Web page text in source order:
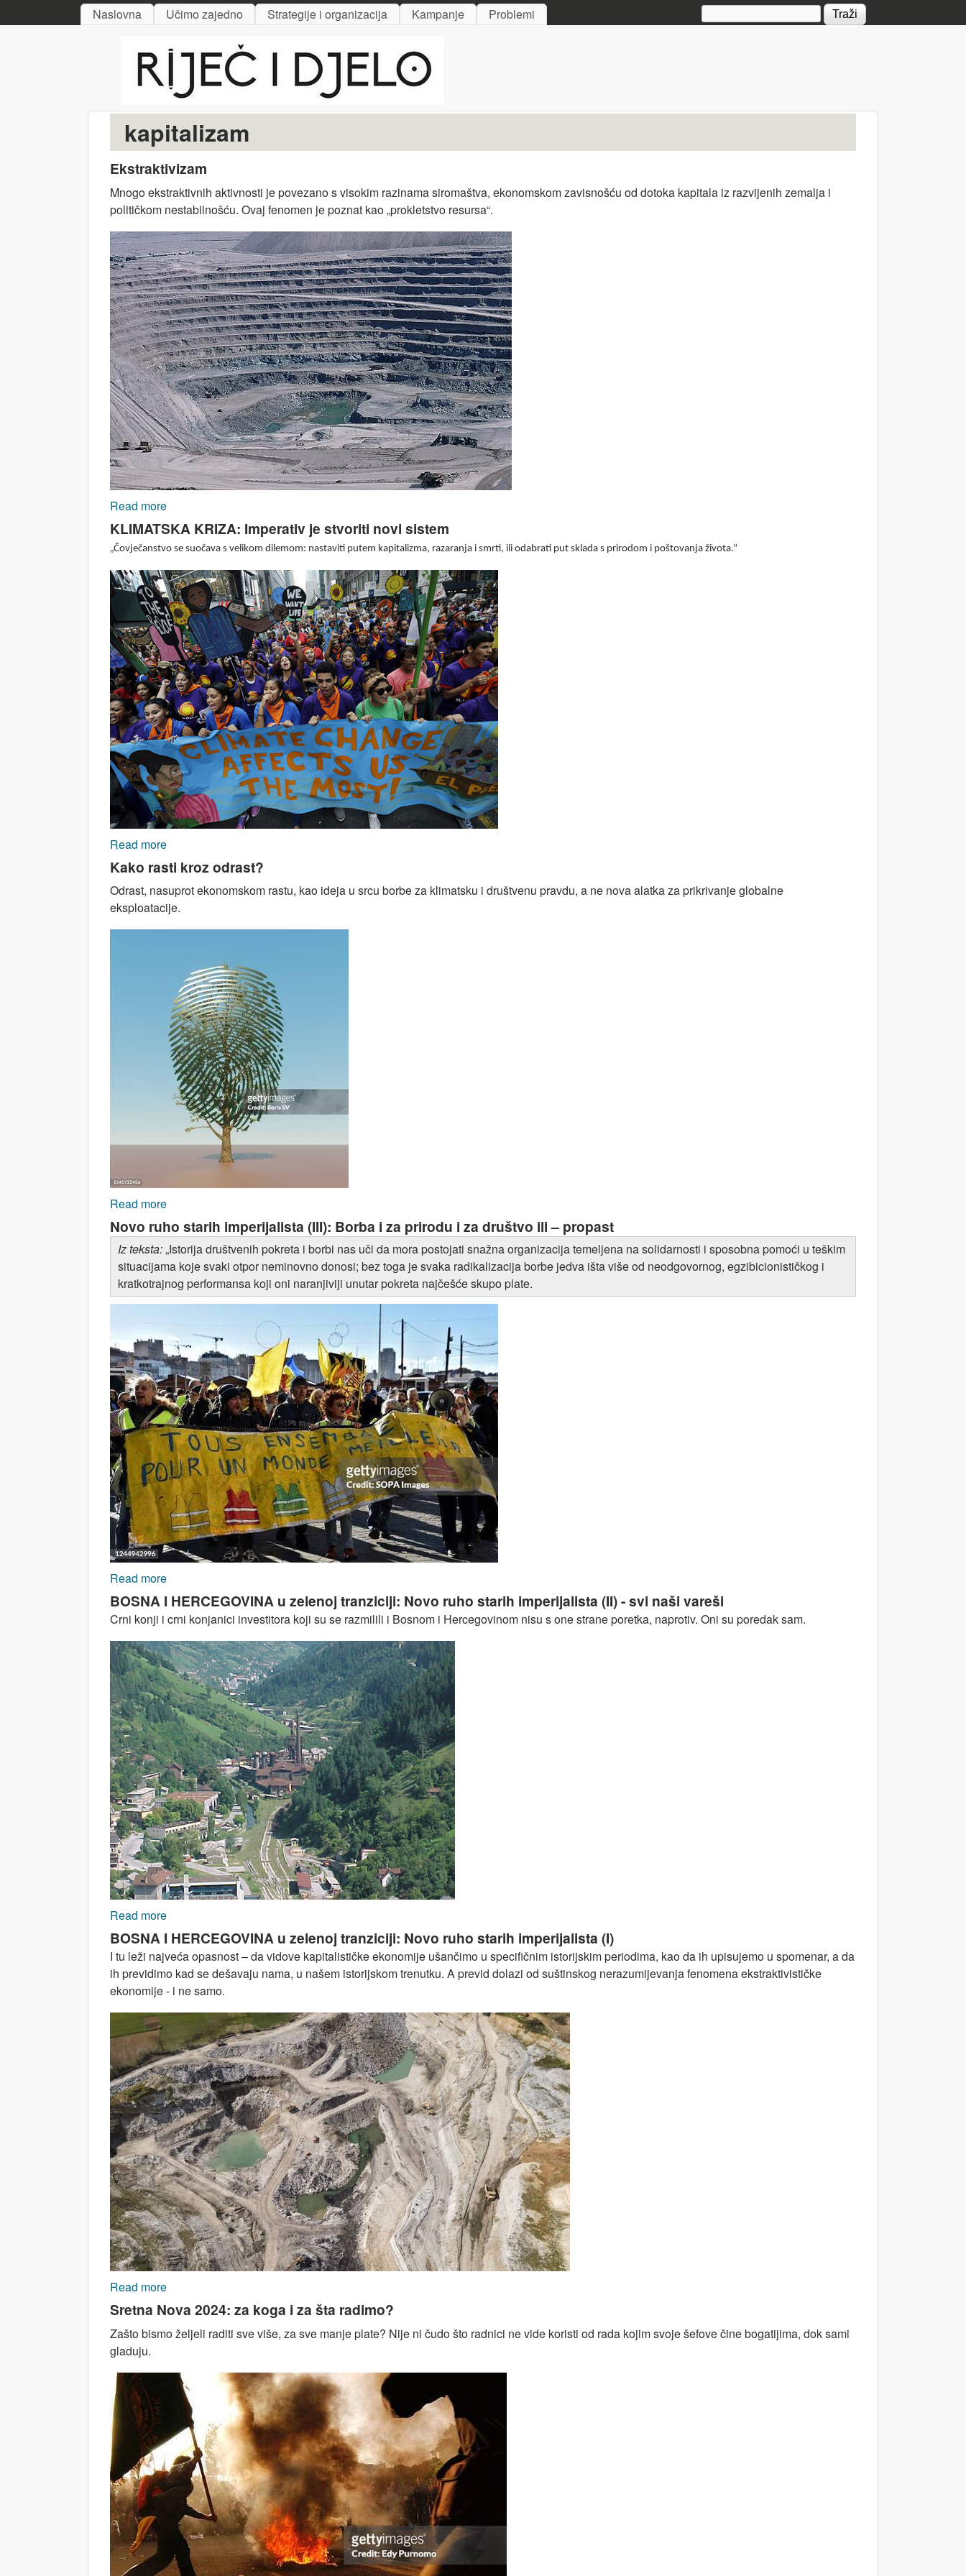
Skip to main content
MAIN MENU
Naslovna Učimo zajedno Strategije i organizacija Kampanje Problemi Search form
kapitalizam
Ekstraktivizam
Mnogo ekstraktivnih aktivnosti je povezano s visokim razinama siromaštva, ekonomskom zavisnošću od dotoka kapitala iz razvijenih zemalja i
političkom nestabilnošću. Ovaj fenomen je poznat kao „prokletstvo resursa“.
Read more
KLIMATSKA KRIZA: Imperativ je stvoriti novi sistem
„Čovječanstvo se suočava s velikom dilemom: nastaviti putem kapitalizma, razaranja i smrti, ili odabrati put sklada s prirodom i poštovanja života.”
Read more
Kako rasti kroz odrast?
Odrast, nasuprot ekonomskom rastu, kao ideja u srcu borbe za klimatsku i društvenu pravdu, a ne nova alatka za prikrivanje globalne
eksploatacije.
Read more
Novo ruho starih imperijalista (III): Borba i za prirodu i za društvo ili – propast
Iz teksta:„Istorija društvenih pokreta i borbi nas uči da mora postojati snažna organizacija temeljena na solidarnosti i sposobna pomoći u teškim
situacijama koje svaki otpor neminovno donosi; bez toga je svaka radikalizacija borbe jedva išta više od neodgovornog, egzibicionističkog i
kratkotrajnog performansa koji oni naranjiviji unutar pokreta najčešće skupo plate.
Read more
BOSNA I HERCEGOVINA u zelenoj tranziciji: Novo ruho starih imperijalista (II) - svi naši vareši
Crni konji i crni konjanici investitora koji su se razmilili i Bosnom i Hercegovinom nisu s one strane poretka, naprotiv. Oni su poredak sam.
Read more
BOSNA I HERCEGOVINA u zelenoj tranziciji: Novo ruho starih imperijalista (I)
I tu leži najveća opasnost – da vidove kapitalističke ekonomije ušančimo u specifičnim istorijskim periodima, kao da ih upisujemo u spomenar, a da
ih previdimo kad se dešavaju nama, u našem istorijskom trenutku. A previd dolazi od suštinskog nerazumijevanja fenomena ekstraktivističke
ekonomije - i ne samo.
Read more
Sretna Nova 2024: za koga i za šta radimo?
Zašto bismo željeli raditi sve više, za sve manje plate? Nije ni čudo što radnici ne vide koristi od rada kojim svoje šefove čine bogatijima, dok sami
gladuju.